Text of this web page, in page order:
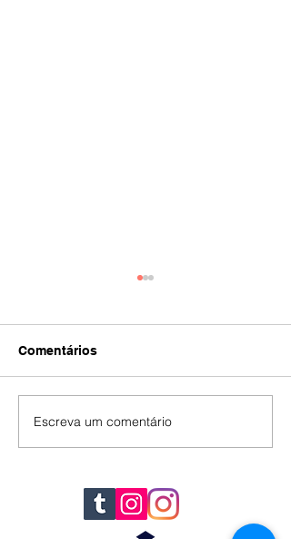
IA
Comentários
Escreva um comentário